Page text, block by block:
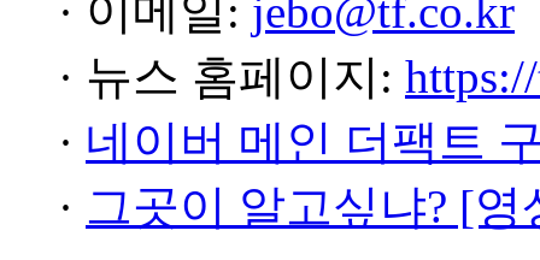
· 이메일: jebo@tf.co.kr
· 뉴스 홈페이지:
· 네이버 메인 더팩트
· 그곳이 알고싶냐? [